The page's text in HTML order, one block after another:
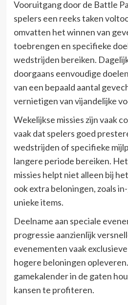
Vooruitgang door de Battle
spelers een reeks taken
omvatten het winnen van
toebrengen en specifieke
wedstrijden bereiken.
doorgaans eenvoudige
van een bepaald aantal
vernietigen van vijandelijke
Wekelijkse missies zijn vaak
vaak dat spelers goed
wedstrijden of specifieke
langere periode bereiken.
missies helpt niet alleen bij
ook extra beloningen, zoals
unieke items.
Deelname aan speciale
progressie aanzienlijk
evenementen vaak
hogere beloningen
gamekalender in de gaten
kansen te profiteren.